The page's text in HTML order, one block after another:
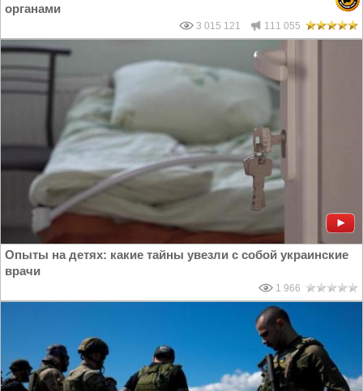
органами
3 015 121 111 055
Опыты на детях: какие тайны увезли с собой украинские
врачи
1 966